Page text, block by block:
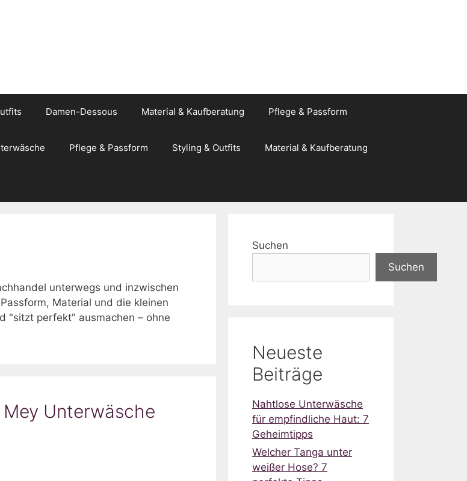
Damen-Dessous Material & Kaufberatung Pflege & Passform
Pflege & Passform Styling & Outfits Material & Kaufberatung
unterwegs und inzwischen
Material und die kleinen
"sitzt perfekt" ausmachen – ohne
Unterwäsche
Suchen
Suchen
Neueste
Beiträge
Nahtlose Unterwäsche
für empfindliche Haut: 7
Geheimtipps
Welcher Tanga unter
weißer Hose? 7